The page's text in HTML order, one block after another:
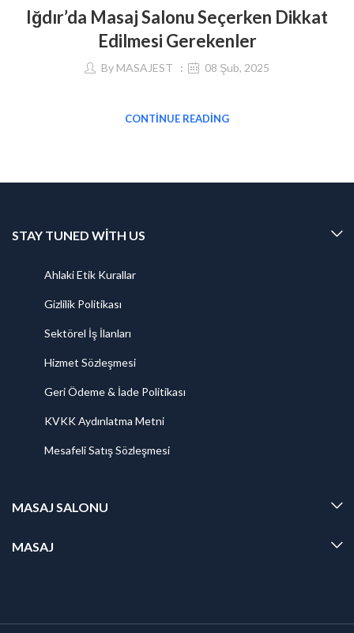
Iğdır’da Masaj Salonu Seçerken Dikkat
Edilmesi Gerekenler
By MASAJEST 08 Şub, 2025
CONTINUE READING
STAY TUNED WITH US
Ahlaki Etik Kurallar
Gizlilik Politikası
Sektörel İş İlanları
Hizmet Sözleşmesi
Geri Ödeme & İade Politikası
KVKK Aydınlatma Metni
Mesafeli Satış Sözleşmesi
MASAJ SALONU
MASAJ